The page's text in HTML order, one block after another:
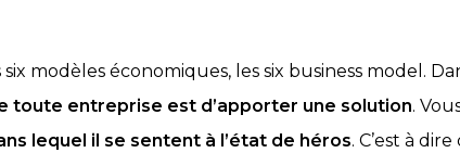
modèles économiques, les six business model.
toute entreprise est d’apporter une solution.
lequel il se sentent à l’état de héros. C’est à